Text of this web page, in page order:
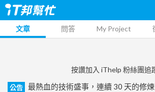
文章 問答 My Project
按讚加入 iThelp 粉絲團追
公告
最熱血的技術盛事，連續 30 天的修